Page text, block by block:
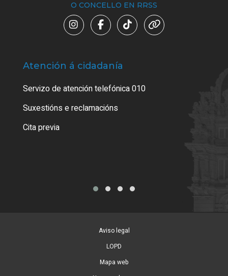
O CONCELLO EN RRSS
Atención á cidadanía
Servizo de atención telefónica 010
Suxestións e reclamacións
Cita previa
Aviso legal
LOPD
Mapa web